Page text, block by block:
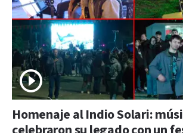
Homenaje al Indio Solari: